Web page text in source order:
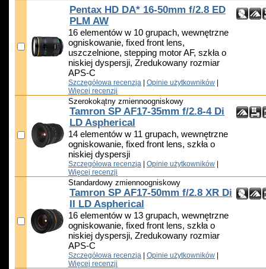
Pentax HD DA* 16-50mm f/2.8 ED
PLM AW
16 elementów w 10 grupach, wewnętrzne
ogniskowanie, fixed front lens,
uszczelnione, stepping motor AF, szkła o
niskiej dyspersji, Zredukowany rozmiar
APS-C
Szczegółowa recenzja Opinie użytkowników
Więcej recenzji
Szerokokątny zmiennoogniskowy
Tamron SP AF17-35mm f/2.8-4 Di
LD Aspherical
14 elementów w 11 grupach, wewnętrzne
ogniskowanie, fixed front lens, szkła o
niskiej dyspersji
Szczegółowa recenzja Opinie użytkowników
Więcej recenzji
Standardowy zmiennoogniskowy
Tamron SP AF17-50mm f/2.8 XR Di
II LD Aspherical
16 elementów w 13 grupach, wewnętrzne
ogniskowanie, fixed front lens, szkła o
niskiej dyspersji, Zredukowany rozmiar
APS-C
Szczegółowa recenzja Opinie użytkowników
Więcej recenzji